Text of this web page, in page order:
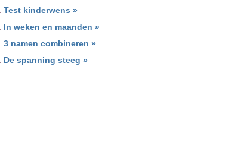
Test kinderwens »
In weken en maanden »
3 namen combineren »
De spanning steeg »